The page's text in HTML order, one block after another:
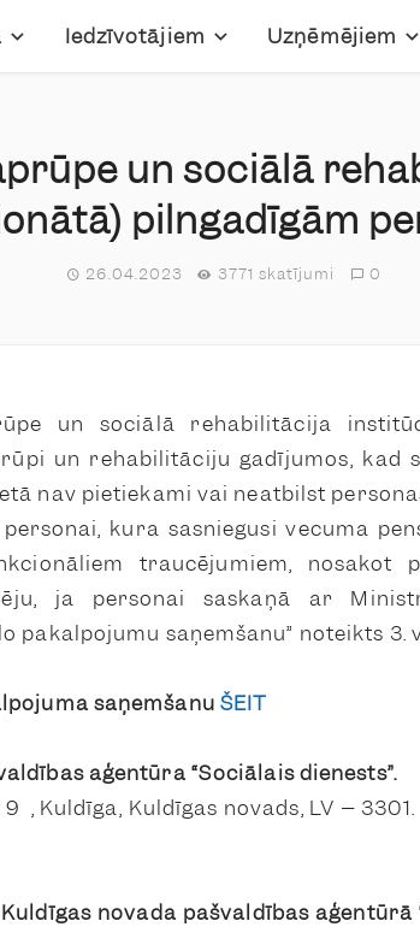
Iedzīvotājiem Uzņēmējiem
un sociālā
pilngadīgām
26.04.2023 3771 skatījumi 0
un sociālā rehabilitācija
un rehabilitāciju gadījumos, kad
nav pietiekami vai neatbilst
kura sasniegusi vecuma
traucējumiem, nosakot
ja personai saskaņā ar
pakalpojumu saņemšanu” noteikts 3.
saņemšanu ŠEIT
aģentūra “Sociālais dienests”.
, Kuldīga, Kuldīgas novads, LV – 3301.
novada pašvaldības aģentūrā